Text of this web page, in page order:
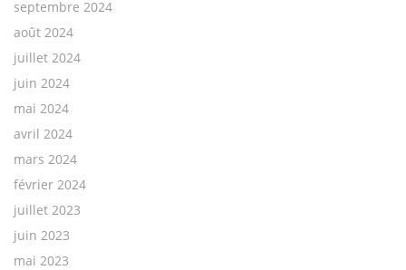
septembre 2024
août 2024
juillet 2024
juin 2024
mai 2024
avril 2024
mars 2024
février 2024
juillet 2023
juin 2023
mai 2023